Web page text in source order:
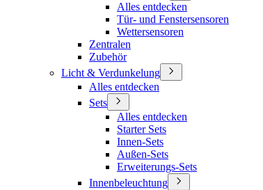
Alles entdecken
Tür- und Fenstersensoren
Wettersensoren
Zentralen
Zubehör
Licht & Verdunkelung
Alles entdecken
Sets
Alles entdecken
Starter Sets
Innen-Sets
Außen-Sets
Erweiterungs-Sets
Innenbeleuchtung